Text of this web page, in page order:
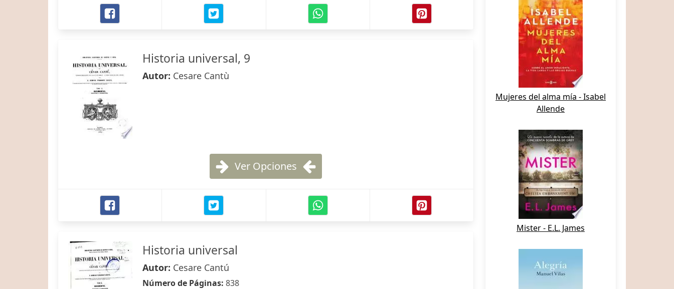
Historia universal, 9
Autor: Cesare Cantù
Ver Opciones
Historia universal
Autor: Cesare Cantú
Número de Páginas: 838
Mujeres del alma mía - Isabel
Allende
Mister - E.L. James